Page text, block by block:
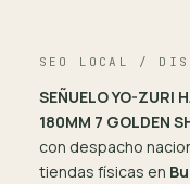
SEO LOCAL /
SEÑUELO YO-ZURI
180MM 7 GOLDEN
con despacho
tiendas físicas en